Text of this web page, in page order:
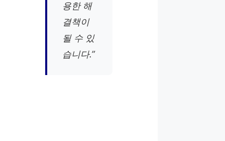
용한 해
결책이
될 수 있
습니다.”